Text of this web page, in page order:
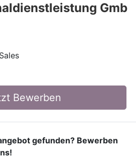
Gmb
Bewerben
gefunden? Bewerben